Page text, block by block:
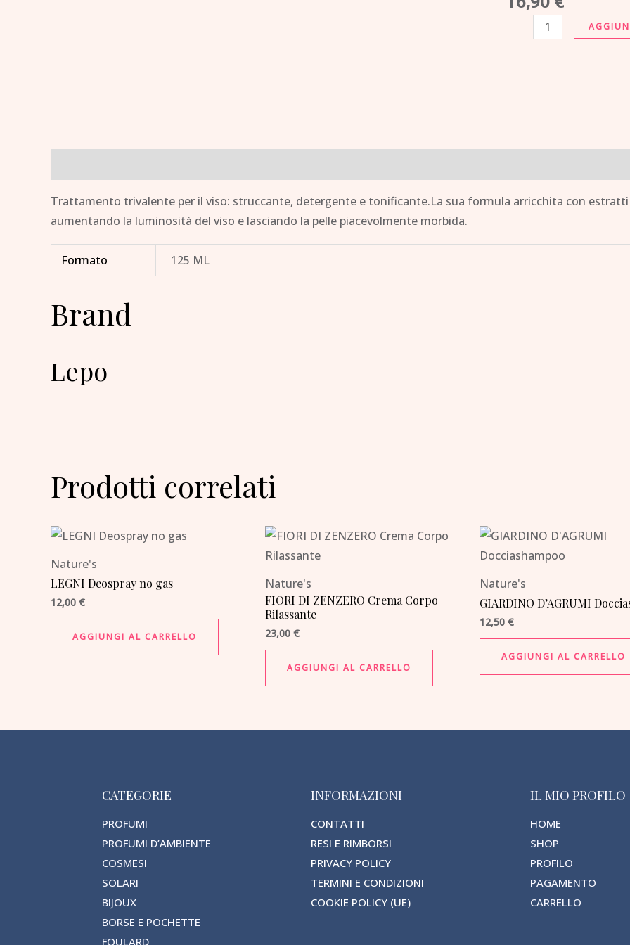
STRUCCANTE
Trattamento trivalente per il viso: struccante, detergente e tonificante.La sua formula arricchita con
aumentando la luminosità del viso e lasciando la pelle piacevolmente morbida.
Formato 125 ML
Brand
Lepo
Prodotti correlati
Nature's
LEGNI Deospray no gas
12,00 €
AGGIUNGI AL CARRELLO
Nature's
FIORI DI ZENZERO Crema Corpo
Rilassante
23,00 €
AGGIUNGI AL CARRELLO
Nature's
GIARDINO D’AGRUMI
12,50 €
AGGIUNGI AL CARRELLO
CATEGORIE
PROFUMI
PROFUMI D’AMBIENTE
COSMESI
SOLARI
BIJOUX
BORSE E POCHETTE
FOULARD
INFORMAZIONI
CONTATTI
RESI E RIMBORSI
PRIVACY POLICY
TERMINI E CONDIZIONI
COOKIE POLICY (UE)
IL MIO PROFILO
HOME
SHOP
PROFILO
PAGAMENTO
CARRELLO